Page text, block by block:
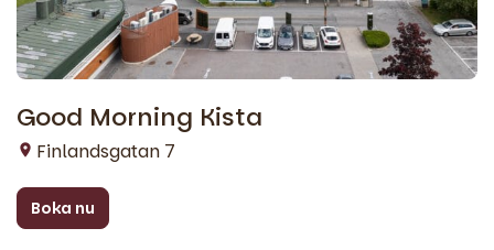
Good Morning Kista
Finlandsgatan 7
Boka nu